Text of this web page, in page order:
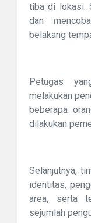
tiba di lokasi.
dan
belakang
Petugas
melakukan
beberapa
dilakukan
Selanjutnya,
identitas,
area, serta
sejumlah